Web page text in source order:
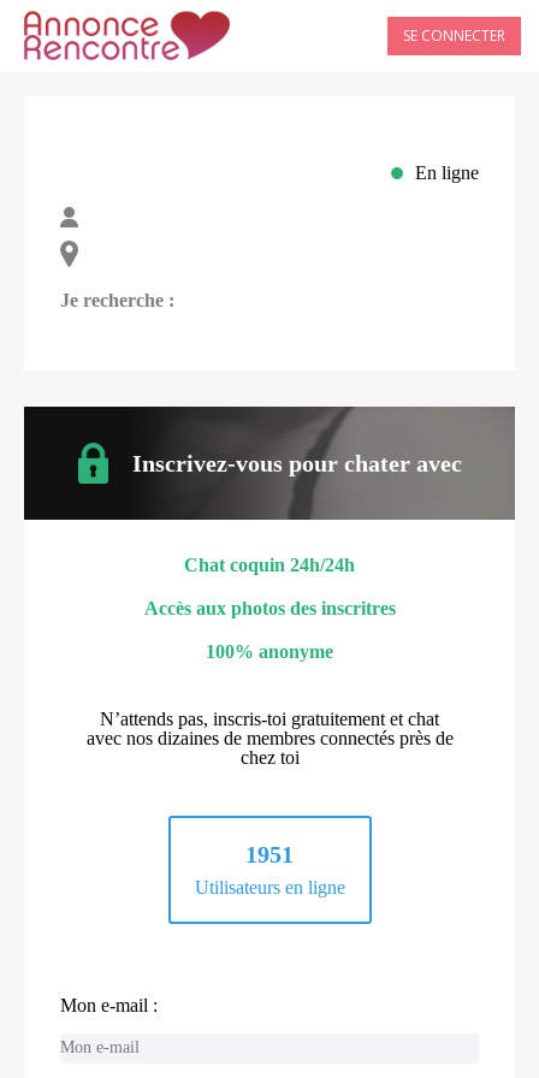
SE CONNECTER
En ligne
Je recherche :
Inscrivez-vous pour chater avec
Chat coquin 24h/24h
Accès aux photos des inscritres
100% anonyme
N’attends pas, inscris-toi gratuitement et chat
avec nos dizaines de membres connectés près de
chez toi
1951
Utilisateurs en ligne
Mon e-mail :